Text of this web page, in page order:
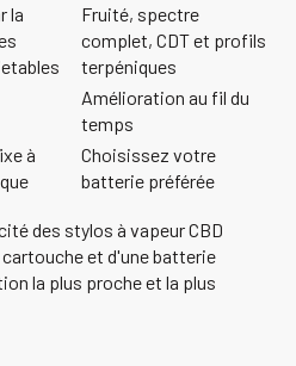
la
Fruité, spectre
complet, CDT et profils
terpéniques
Amélioration au fil du
temps
à
Choisissez votre
batterie préférée
des stylos à vapeur CBD
et d'une batterie
la plus proche et la plus